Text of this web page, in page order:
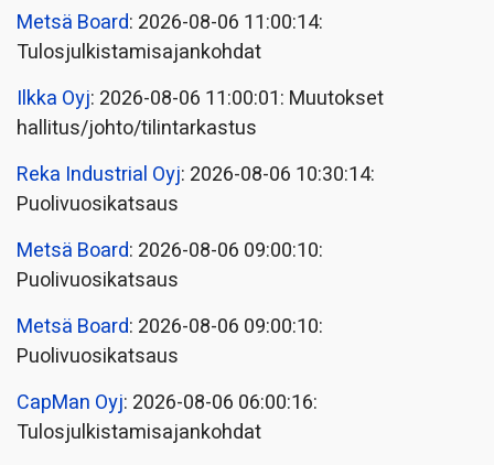
Metsä Board: 2026-08-06 11:00:14:
Tulosjulkistamisajankohdat
Ilkka Oyj: 2026-08-06 11:00:01: Muutokset
hallitus/johto/tilintarkastus
Reka Industrial Oyj: 2026-08-06 10:30:14:
Puolivuosikatsaus
Metsä Board: 2026-08-06 09:00:10:
Puolivuosikatsaus
Metsä Board: 2026-08-06 09:00:10:
Puolivuosikatsaus
CapMan Oyj: 2026-08-06 06:00:16:
Tulosjulkistamisajankohdat